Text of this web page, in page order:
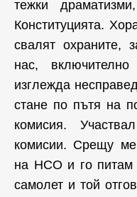
тежки
Конституцията.
свалят охраните,
нас,
изглежда
стане по пътя на
комисия.
комисии. Срещу
на НСО и го питам
самолет и той